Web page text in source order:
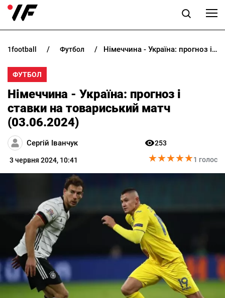
НОВИНИ
ПРОГНОЗИ
БУКМЕКЕРИ
РІЗНЕ
1football футбол Німеччина - Україна: прогноз і ставки на товариський матч (03.06.2024)
ФУТБОЛ
Німеччина - Україна: прогноз і
ставки на товариський матч
(03.06.2024)
Сергій Іванчук
3 червня 2024, 10:41
253
★★★★★
★★★★★1 голос